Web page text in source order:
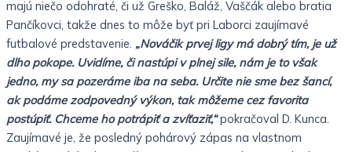
majú niečo odohraté, či už Greško, Baláž, Vaščák alebo bratia
Pančíkovci, takže dnes to môže byť pri Laborci zaujímavé
futbalové predstavenie. „Nováčik prvej ligy má dobrý tím, je už
dlho pokope. Uvidíme, či nastúpi v plnej sile, nám je to však
jedno, my sa pozeráme iba na seba. Určite nie sme bez šancí,
ak podáme zodpovedný výkon, tak môžeme cez favorita
postúpiť. Chceme ho potrápiť a zvíťaziť,“pokračoval D. Kunca.
Zaujímavé je, že posledný pohárový zápas na vlastnom